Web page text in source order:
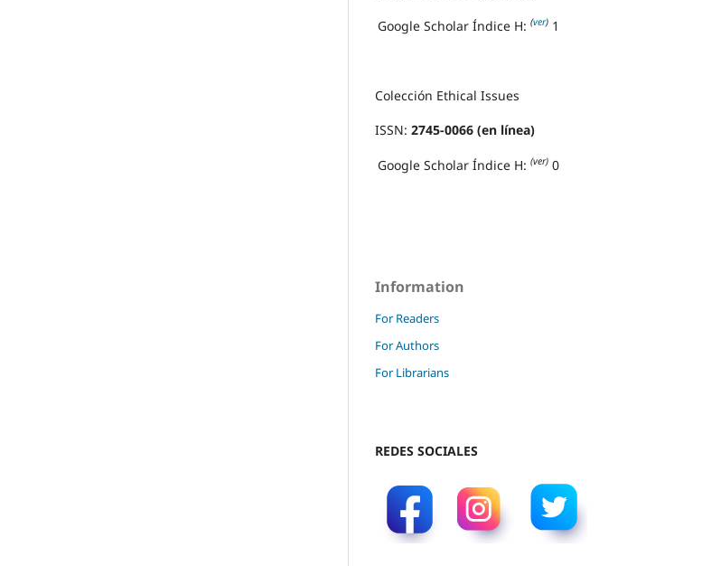
Google Scholar Índice H: (ver) 1
Colección Ethical Issues
ISSN: 2745-0066 (en línea)
Google Scholar Índice H: (ver) 0
Information
For Readers
For Authors
For Librarians
REDES SOCIALES